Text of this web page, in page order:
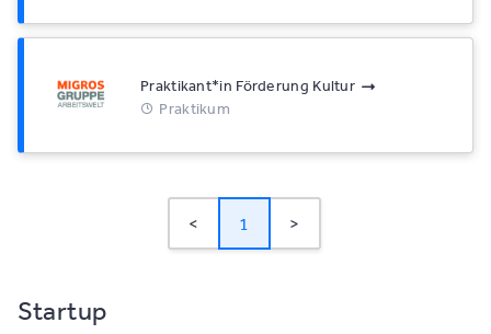
Praktikant*​in Förderung Kultur
Praktikum
< 1 >
Startup